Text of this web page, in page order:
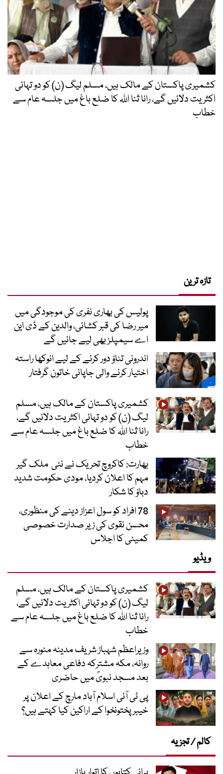
کشمیری پاکستان کے مالک ہیں، مسلم لیگ (ن) کو دو تہائی
اکثریت دلائیں گے، رانا ثنا اللہ کا ضلع باغ میں جلسہ عام سے
خطاب
تازہ ترین
پولیس کی بھاری نفری کی موجودگی میں
میر رضا کی قبر کشائی، والدین کے ڈی این
اے سیمپلز بھی لیے جائیں گے
اندرونی تناؤ دور کرنے کے لیے انوکھا راستہ
اختیار کرنے والی جاپانی خاتون گرفتار
کشمیری پاکستان کے مالک ہیں، مسلم
لیگ (ن) کو دو تہائی اکثریت دلائیں گے،
رانا ثنا اللہ کا ضلع باغ میں جلسہ عام سے
خطاب
بھارت: کاکروچ تحریک نے نئی ملک گیر
مہم کا اعلان کردیا، مودی حکومت شدید
دباؤ کا شکار
78 افراد کو سول اعزاز دینے کی منظوری،
محسن نقوی کی زیر صدارت خصوصی
کمیٹی کا اجلاس
ویڈیو
کشمیری پاکستان کے مالک ہیں، مسلم
لیگ (ن) کو دو تہائی اکثریت دلائیں گے،
رانا ثنا اللہ کا ضلع باغ میں جلسہ عام سے
خطاب
وزیراعظم شہباز شریف مدینہ منورہ سے
روانہ، مکہ مشترکہ دفاعی معاہدے کے
بعد مسجد نبویؐ میں حاضری
پی ٹی آئی اسلام آباد مارچ کے اعلان پر
خیبر پختونخوا کے اراکین کیا کہتے ہیں؟
کالم / تجزیہ